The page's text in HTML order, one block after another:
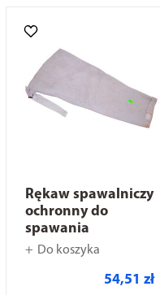
Rękaw spawalniczy
ochronny do
spawania
Do koszyka
54,51 zł